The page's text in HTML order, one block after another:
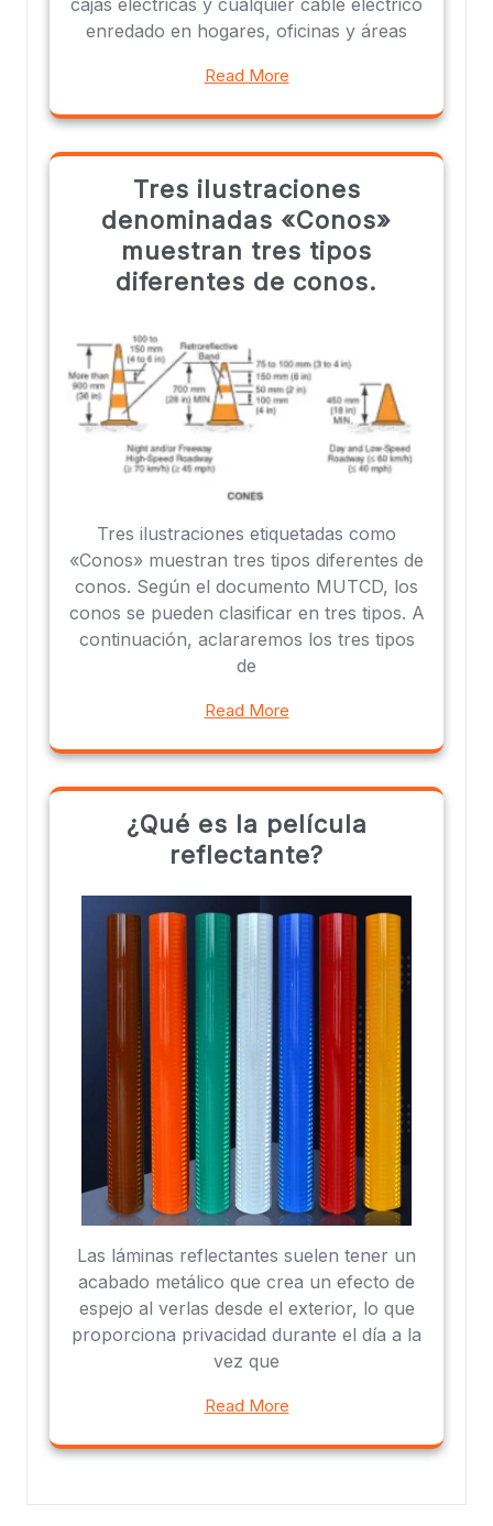
enredado en hogares, oficinas y áreas
Read More
Tres ilustraciones
denominadas «Conos»
muestran tres tipos
diferentes de conos.
Tres ilustraciones etiquetadas como
«Conos» muestran tres tipos diferentes de
conos. Según el documento MUTCD, los
conos se pueden clasificar en tres tipos. A
continuación, aclararemos los tres tipos
de
Read More
¿Qué es la película
reflectante?
Las láminas reflectantes suelen tener un
acabado metálico que crea un efecto de
espejo al verlas desde el exterior, lo que
proporciona privacidad durante el día a la
vez que
Read More